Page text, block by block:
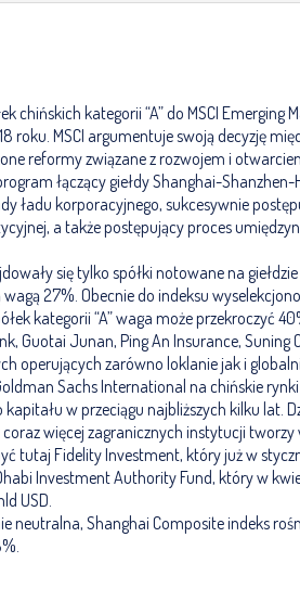
chińskich kategorii “A” do MSCI Emerging
roku. MSCI argumentuje swoją decyzję
reformy związane z rozwojem i
łączący giełdy Shanghai-Shanzhen-
ładu korporacyjnego, sukcesywnie
a także postępujący proces
się tylko spółki notowane na
27%. Obecnie do indeksu
kategorii “A” waga może przekroczyć
Guotai Junan, Ping An Insurance, Suning
operujących zarówno loklanie jak i
Sachs International na chińskie
w przeciągu najbliższych kilku lat.
więcej zagranicznych instytucji tworzy
tutaj Fidelity Investment, który już w
Investment Authority Fund, który w
USD.
neutralna, Shanghai Composite indeks